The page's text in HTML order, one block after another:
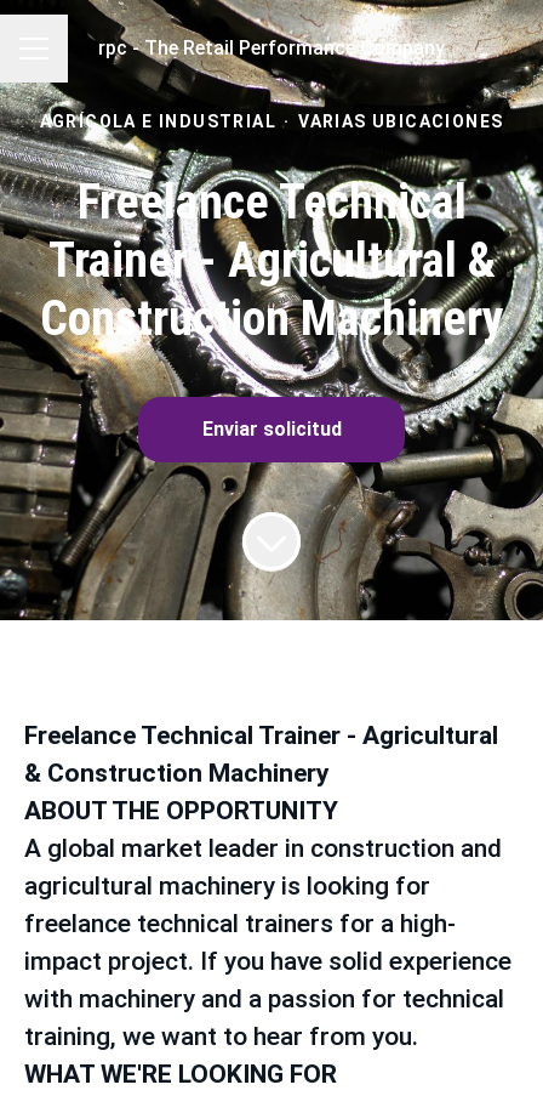
MENÚ DE EMPLEOrpc - The Retail Performance Company
AGRÍCOLA E INDUSTRIAL · VARIAS UBICACIONES
Freelance Technical
Trainer - Agricultural &
Construction Machinery
Enviar solicitud
Freelance Technical Trainer - Agricultural
& Construction Machinery
ABOUT THE OPPORTUNITY
A global market leader in construction and
agricultural machinery is looking for
freelance technical trainers for a high-
impact project. If you have solid experience
with machinery and a passion for technical
training, we want to hear from you.
WHAT WE'RE LOOKING FOR